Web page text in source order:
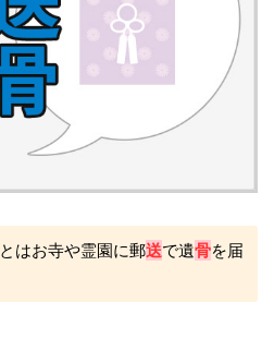
とはお寺や霊園に郵送で遺骨を届